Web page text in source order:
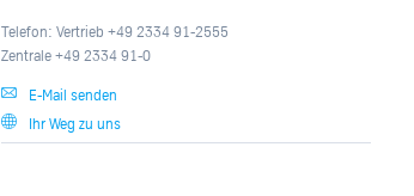
Telefon: Vertrieb +49 2334 91-2555
Zentrale +49 2334 91-0
E-Mail senden
Ihr Weg zu uns